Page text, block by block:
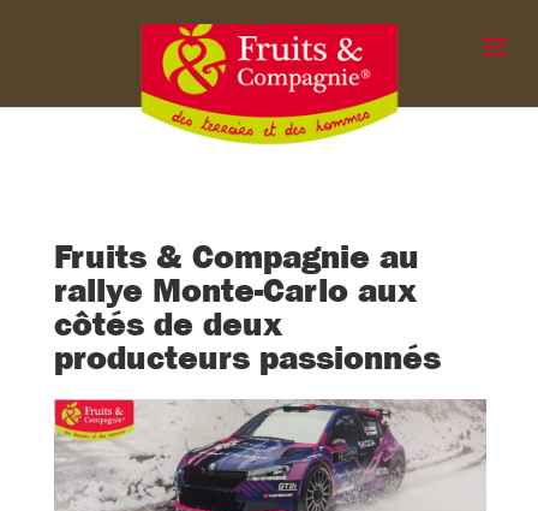
Fruits & Compagnie au
rallye Monte-Carlo aux
côtés de deux
producteurs passionnés